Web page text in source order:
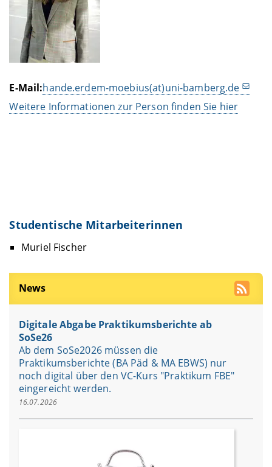
E-Mail:hande.erdem-moebius(at)uni-bamberg.de
Weitere Informationen zur Person finden Sie hier
Studentische Mitarbeiterinnen
Muriel Fischer
News
Digitale Abgabe Praktikumsberichte ab
SoSe26
Ab dem SoSe2026 müssen die
Praktikumsberichte (BA Päd & MA EBWS) nur
noch digital über den VC-Kurs "Praktikum FBE"
eingereicht werden.
16.07.2026